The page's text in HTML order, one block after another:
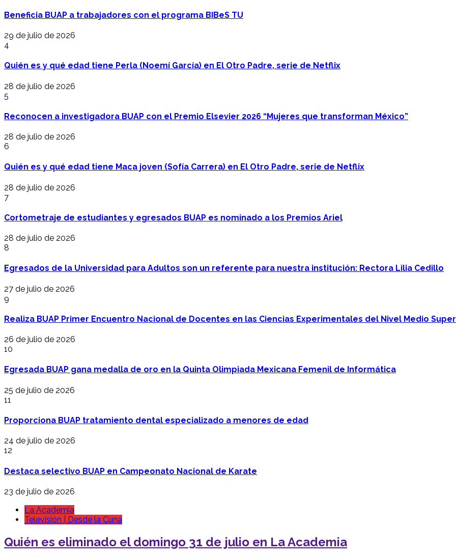
Beneficia BUAP a trabajadores con el programa BIBeS TU
29 de julio de 2026
4
Quién es y qué edad tiene Perla (Noemí García) en El Otro Padre, serie de Netflix
28 de julio de 2026
5
Reconocen a investigadora BUAP con el Premio Elsevier 2026 “Mujeres que transforman México”
28 de julio de 2026
6
Quién es y qué edad tiene Maca joven (Sofía Carrera) en El Otro Padre, serie de Netflix
28 de julio de 2026
7
Cortometraje de estudiantes y egresados BUAP es nominado a los Premios Ariel
28 de julio de 2026
8
Egresados de la Universidad para Adultos son un referente para nuestra institución: Rectora Lilia Cedillo
27 de julio de 2026
9
Realiza BUAP Primer Encuentro Nacional de Docentes en las Ciencias Experimentales del Nivel Medio
26 de julio de 2026
10
Egresada BUAP gana medalla de oro en la Quinta Olimpiada Mexicana Femenil de Informática
25 de julio de 2026
11
Proporciona BUAP tratamiento dental especializado a menores de edad
24 de julio de 2026
12
Destaca selectivo BUAP en Campeonato Nacional de Karate
23 de julio de 2026
La Academia
Televisión | Desde la Cuna
Quién es eliminado el domingo 31 de julio en La Academia